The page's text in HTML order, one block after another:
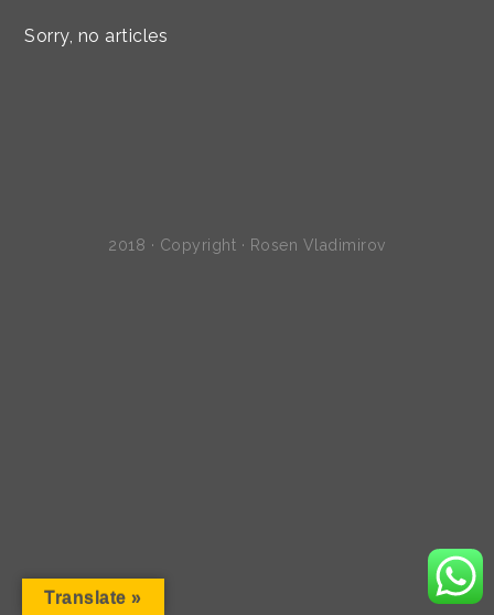
Sorry, no articles
2018 · Copyright · Rosen Vladimirov
Translate »